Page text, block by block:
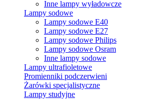
Inne lampy wyładowcze
Lampy sodowe
Lampy sodowe E40
Lampy sodowe E27
Lampy sodowe Philips
Lampy sodowe Osram
Inne lampy sodowe
Lampy ultrafioletowe
Promienniki podczerwieni
Żarówki specjalistyczne
Lampy studyjne